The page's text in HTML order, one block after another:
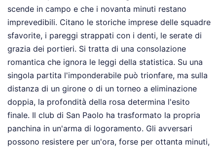
scende in campo e che i novanta minuti restano
imprevedibili. Citano le storiche imprese delle squadre
sfavorite, i pareggi strappati con i denti, le serate di
grazia dei portieri. Si tratta di una consolazione
romantica che ignora le leggi della statistica. Su una
singola partita l'imponderabile può trionfare, ma sulla
distanza di un girone o di un torneo a eliminazione
doppia, la profondità della rosa determina l'esito
finale. Il club di San Paolo ha trasformato la propria
panchina in un'arma di logoramento. Gli avversari
possono resistere per un'ora, forse per ottanta minuti,